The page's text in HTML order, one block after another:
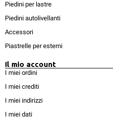
Piedini per lastre
Piedini autolivellanti
Accessori
Piastrelle per esterni
Il mio account
I miei ordini
I miei crediti
I miei indirizzi
I miei dati